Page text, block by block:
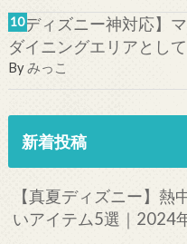
【ディズニー神対応】
ダイニングエリアとし
Byみっこ
新着投稿
【真夏ディズニー】
いアイテム5選｜2024